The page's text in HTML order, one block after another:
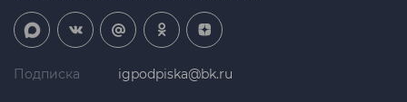
Подписка igpodpiska@bk.ru